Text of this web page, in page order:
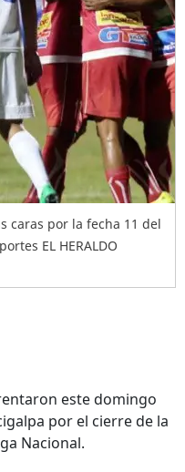
caras por la fecha 11 del
EL HERALDO
este domingo
por el cierre de la
Nacional.